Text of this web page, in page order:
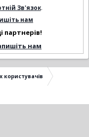
Зв'язок.
нам
партнерів!
нам